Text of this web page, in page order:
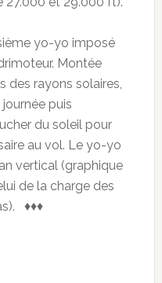
yo-yo imposé
Montée
des rayons solaires,
puis
du soleil pour
au vol. Le yo-yo
vertical (graphique
de la charge des
♦♦♦